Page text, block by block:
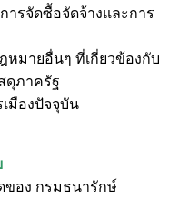
ารจัดซื้อจัดจ้างและการ
หมายอื่นๆ ที่เกี่ยวข้องกับ
ดุภาครัฐ
มืองปัจจุบัน
ของ กรมธนารักษ์